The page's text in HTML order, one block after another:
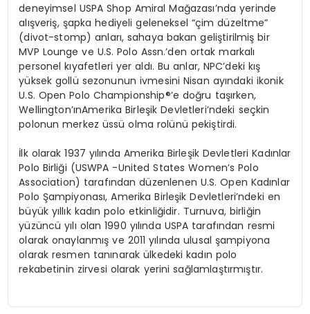
deneyimsel USPA Shop Amiral Mağazası’nda yerinde
alışveriş, şapka hediyeli geleneksel “çim düzeltme”
(divot-stomp) anları, sahaya bakan geliştirilmiş bir
MVP Lounge ve U.S. Polo Assn.’den ortak markalı
personel kıyafetleri yer aldı. Bu anlar, NPC’deki kış
yüksek gollü sezonunun ivmesini Nisan ayındaki ikonik
U.S. Open Polo Championship®’e doğru taşırken,
Wellington’ınAmerika Birleşik Devletleri’ndeki seçkin
polonun merkez üssü olma rolünü pekiştirdi.
İlk olarak 1937 yılında Amerika Birleşik Devletleri Kadınlar
Polo Birliği (USWPA -United States Women’s Polo
Association) tarafından düzenlenen U.S. Open Kadınlar
Polo Şampiyonası, Amerika Birleşik Devletleri’ndeki en
büyük yıllık kadın polo etkinliğidir. Turnuva, birliğin
yüzüncü yılı olan 1990 yılında USPA tarafından resmi
olarak onaylanmış ve 2011 yılında ulusal şampiyona
olarak resmen tanınarak ülkedeki kadın polo
rekabetinin zirvesi olarak yerini sağlamlaştırmıştır.